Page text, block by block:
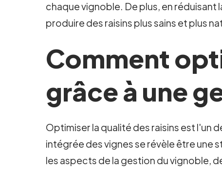
chaque vignoble. De plus, en
produire des raisins plus sains et plus
Comment
grâce à une
Optimiser la qualité des raisins est
intégrée des vignes se révèle être
les aspects de la gestion du vignoble,